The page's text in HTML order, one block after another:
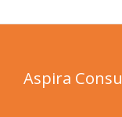
Aspira